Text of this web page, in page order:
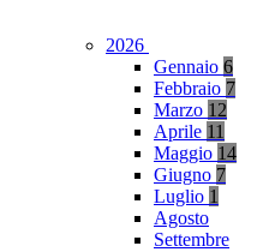
2026
Gennaio 6
Febbraio 7
Marzo 12
Aprile 11
Maggio 14
Giugno 7
Luglio 1
Agosto
Settembre